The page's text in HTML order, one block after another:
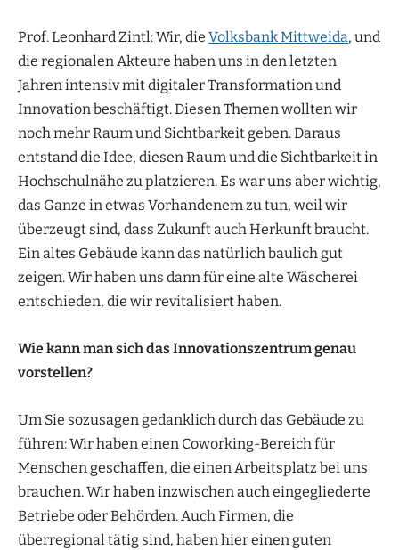
Prof. Leonhard Zintl: Wir, die Volksbank Mittweida, und
die regionalen Akteure haben uns in den letzten
Jahren intensiv mit digitaler Transformation und
Innovation beschäftigt. Diesen Themen wollten wir
noch mehr Raum und Sichtbarkeit geben. Daraus
entstand die Idee, diesen Raum und die Sichtbarkeit in
Hochschulnähe zu platzieren. Es war uns aber wichtig,
das Ganze in etwas Vorhandenem zu tun, weil wir
überzeugt sind, dass Zukunft auch Herkunft braucht.
Ein altes Gebäude kann das natürlich baulich gut
zeigen. Wir haben uns dann für eine alte Wäscherei
entschieden, die wir revitalisiert haben.
Wie kann man sich das Innovationszentrum genau
vorstellen?
Um Sie sozusagen gedanklich durch das Gebäude zu
führen: Wir haben einen Coworking-Bereich für
Menschen geschaffen, die einen Arbeitsplatz bei uns
brauchen. Wir haben inzwischen auch eingegliederte
Betriebe oder Behörden. Auch Firmen, die
überregional tätig sind, haben hier einen guten